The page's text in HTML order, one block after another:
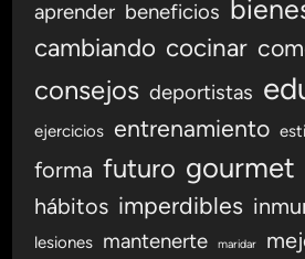
aprender beneficios
cambiando cocinar
consejos deportistas
ejercicios entrenamiento
forma futuro gourmet
hábitos imperdibles
lesiones mantenerte maridar